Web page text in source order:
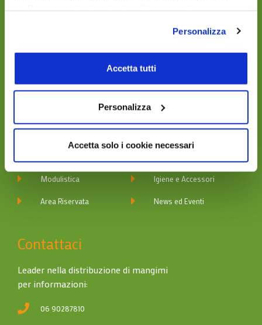
alcune categorie di cookie o servizi, seleziona l’opzione
«Personalizza». Per avere maggiori informazioni
cookie policy .
Personalizza
Accetta tutti
Personalizza
Accetta solo i cookie necessari
Navigazione
Modulistica
Area Riservata
Igiene e Accessori
News ed Eventi
Contattaci
Leader nella distribuzione di mangimi
per informazioni:
06 90287810